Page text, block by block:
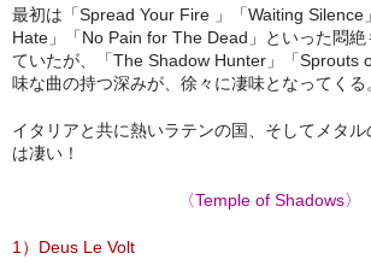
最初は「Spread Your Fire 」「Waiting Silence
Hate」「No Pain for The Dead」といった悶絶
ていたが、「The Shadow Hunter」「Sprouts
味な曲の持つ深みが、徐々に凄味となってくる
イタリアと共に熱いラテンの国、そしてメタ
は凄い！
〈Temple of Shadows〉
1）Deus Le Volt